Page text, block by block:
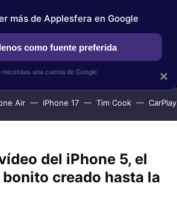
NUEVO
APPLESFERA SELECCIÓN
Air iPhone 17 Tim Cook CarPlay
del iPhone 5, el
creado hasta la
×
más de Applesfera en Google
como fuente preferida
necesitas una cuenta de Google